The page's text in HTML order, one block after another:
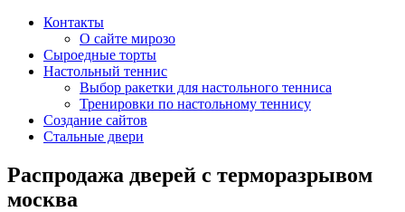
Контакты
О сайте мирозо
Сыроедные торты
Настольный теннис
Выбор ракетки для настольного тенниса
Тренировки по настольному теннису
Создание сайтов
Стальные двери
Распродажа дверей с терморазрывом
москва